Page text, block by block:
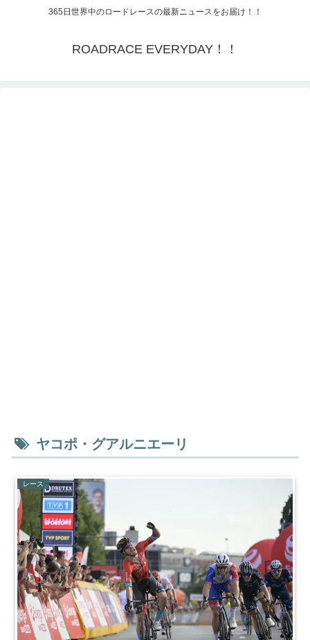
365日世界中のロードレースの最新ニュースをお届け！！
ROADRACE EVERYDAY！！
ヤコポ・グアルニエーリ
レース